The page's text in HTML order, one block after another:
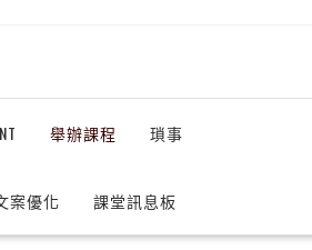
舉辦課程 瑣事
案優化 課堂訊息板